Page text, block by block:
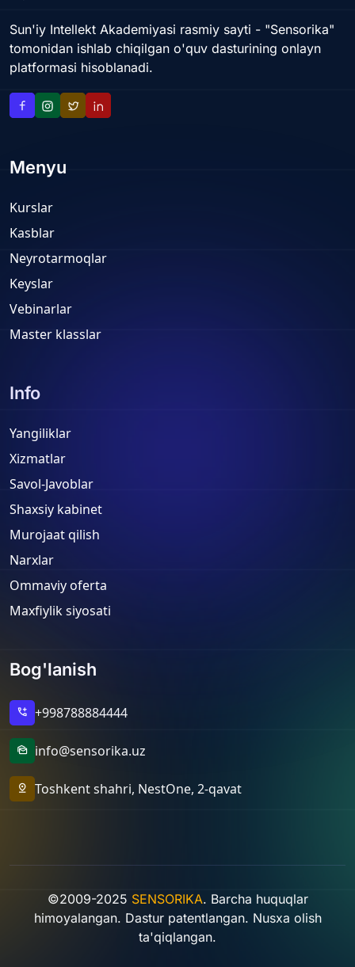
Sun'iy Intellekt Akademiyasi rasmiy sayti - "Sensorika"
tomonidan ishlab chiqilgan o'quv dasturining onlayn
platformasi hisoblanadi.
Menyu
Kurslar
Kasblar
Neyrotarmoqlar
Keyslar
Vebinarlar
Master klasslar
Info
Yangiliklar
Xizmatlar
Savol-Javoblar
Shaxsiy kabinet
Murojaat qilish
Narxlar
Ommaviy oferta
Maxfiylik siyosati
Bog'lanish
add_call +998788884444
mark_as_unread info@sensorika.uz
pin_drop Toshkent shahri, NestOne, 2-qavat
©2009-2025 SENSORIKA. Barcha huquqlar
himoyalangan. Dastur patentlangan. Nusxa olish
ta'qiqlangan.